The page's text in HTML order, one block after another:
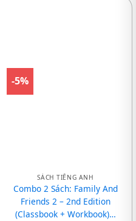
-5%
SÁCH TIẾNG ANH
Combo 2 Sách: Family And
Friends 2 – 2nd Edition
(Classbook + Workbook) –